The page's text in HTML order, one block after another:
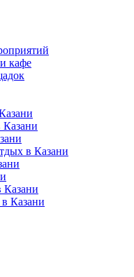
кафе
Казани
в Казани
Казани
в Казани